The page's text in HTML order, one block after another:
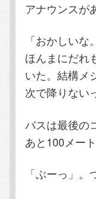
アナウンスが
「おかしい
ほんまにだれ
いた。結構メ
次で降りない
バスは最後の
あと100メー
「ぶーっ」